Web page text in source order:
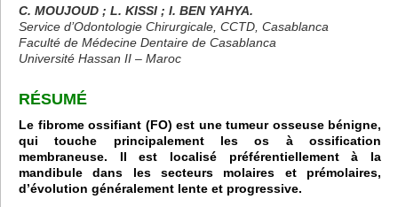
C. MOUJOUD ; L. KISSI ; I. BEN YAHYA.
Service d’Odontologie Chirurgicale, CCTD, Casablanca
Faculté de Médecine Dentaire de Casablanca
Université Hassan II – Maroc
RÉSUMÉ
Le fibrome ossifiant (FO) est une tumeur osseuse bénigne,
qui touche principalement les os à ossification
membraneuse. Il est localisé préférentiellement à la
mandibule dans les secteurs molaires et prémolaires,
d’évolution généralement lente et progressive.